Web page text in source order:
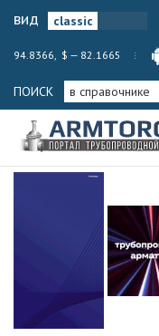
вид
94.8366, $ — 82.1665
ПОИСК в справочнике